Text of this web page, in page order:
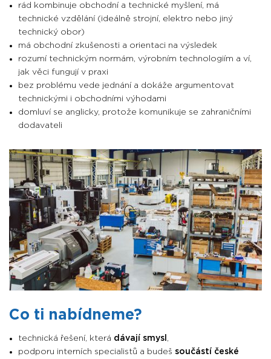
rád kombinuje obchodní a technické myšlení, má
technické vzdělání (ideálně strojní, elektro nebo jiný
technický obor)
má obchodní zkušenosti a orientaci na výsledek
rozumí technickým normám, výrobním technologiím a ví,
jak věci fungují v praxi
bez problému vede jednání a dokáže argumentovat
technickými i obchodními výhodami
domluví se anglicky, protože komunikuje se zahraničními
dodavateli
Co ti nabídneme?
technická řešení, která dávají smysl ,
podporu interních specialistů a budešsoučástí české